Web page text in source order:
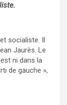
socialiste. Il
Jaurès. Le
ni dans la
de gauche »,